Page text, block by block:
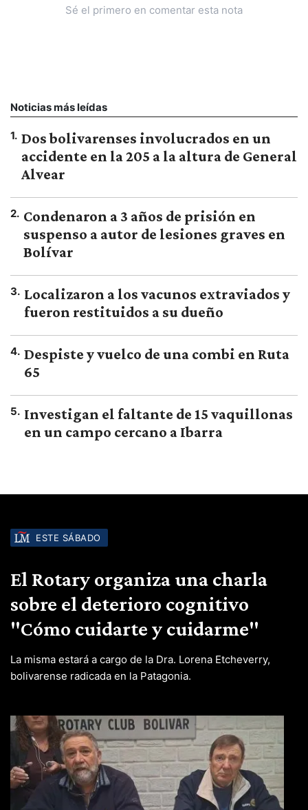
Sé el primero en comentar esta nota
Noticias más leídas
1. Dos bolivarenses involucrados en un
accidente en la 205 a la altura de General
Alvear
2. Condenaron a 3 años de prisión en
suspenso a autor de lesiones graves en
Bolívar
3. Localizaron a los vacunos extraviados y
fueron restituidos a su dueño
4. Despiste y vuelco de una combi en Ruta
65
5. Investigan el faltante de 15 vaquillonas
en un campo cercano a Ibarra
ESTE SÁBADO
El Rotary organiza una charla
sobre el deterioro cognitivo
"Cómo cuidarte y cuidarme"
La misma estará a cargo de la Dra. Lorena Etcheverry,
bolivarense radicada en la Patagonia.